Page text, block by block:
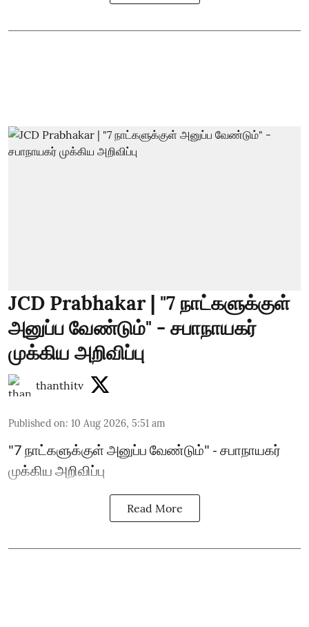
JCD Prabhakar | "7 நாட்களுக்குள்
அனுப்ப வேண்டும்" - சபாநாயகர்
முக்கிய அறிவிப்பு
thanthitv
Published on: 10 Aug 2026, 5:51 am
"7 நாட்களுக்குள் அனுப்ப வேண்டும்" - சபாநாயகர்
முக்கிய அறிவிப்பு
Read More